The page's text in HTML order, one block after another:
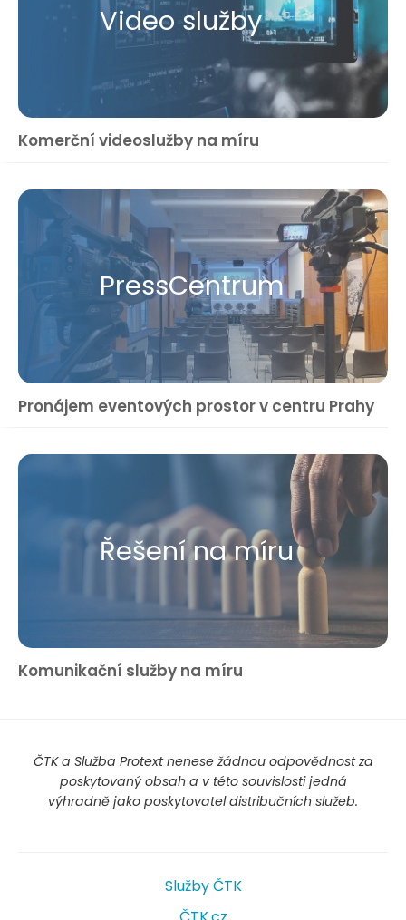
Video služby
Komerční videoslužby na míru
Press​Centrum
Pronájem eventových prostor v centru Prahy
Řešení na míru
Komunikační služby na míru
ČTK a Služba Protext nenese žádnou odpovědnost za
poskytovaný obsah a v této souvislosti jedná
výhradně jako poskytovatel distribučních služeb.
Služby ČTK